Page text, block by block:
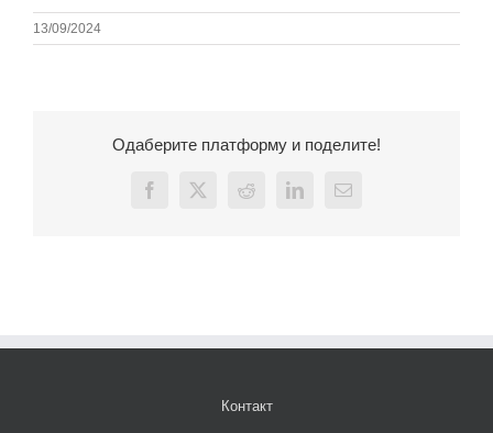
13/09/2024
Одаберите платформу и поделите!
Facebook
X Reddit LinkedInEmail
Контакт